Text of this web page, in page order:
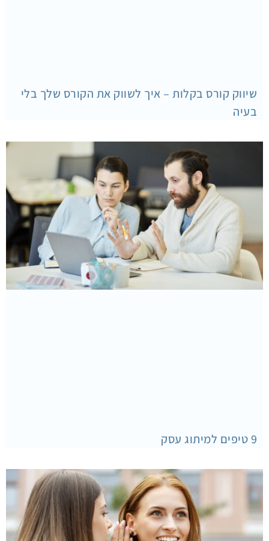
שיווק קורס בקלות – איך לשווק את הקורס שלך בלי
בעיה
9 טיפים למיתוג עסק